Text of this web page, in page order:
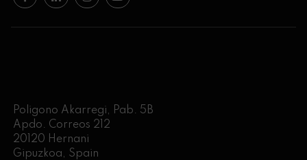
Poligono Akarregi, Pab. 5B
Apdo. Correos 212
20120 Hernani
Gipuzkoa, Spain